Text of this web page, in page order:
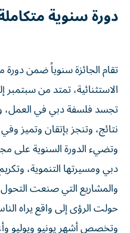
دورة سنوية
تقام الجائزة سنوياً ضمن دورة
الاستثنائية، تمتد من سبتمبر
تجسد فلسفة دبي في العمل،
نتائج، وتنجز بإتقان وتميز
وتضيء الدورة السنوية على
دبي ومسيرتها التنموية، وتكريم
والمشاريع التي صنعت
حولت الرؤى إلى واقع يراه
وتخصص أشهر يونيو ويوليو